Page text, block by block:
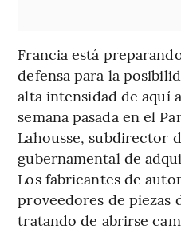
Francia está
defensa para la
alta intensidad de aquí
semana pasada en el
Lahousse, subdirector
gubernamental de
Los fabricantes de
proveedores de piezas
tratando de abrirse